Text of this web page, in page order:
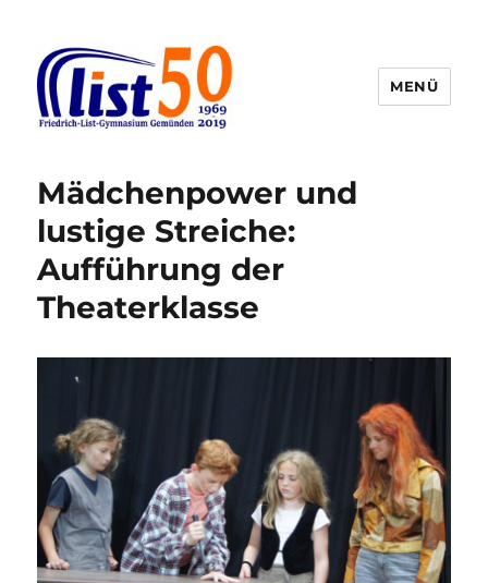
MENÜ
Mädchenpower und
lustige Streiche:
Aufführung der
Theaterklasse